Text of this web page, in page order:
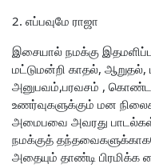
2. எப்பவுமே ராஜா
இசையால் நமக்கு
மட்டுமன்றி காதல்,
அனுபவம்,பரவசம் ,
உணர்வுகளுக்கும் மன
அமைபவை அவரது
நமக்குத்
அதையும் தாண்டி